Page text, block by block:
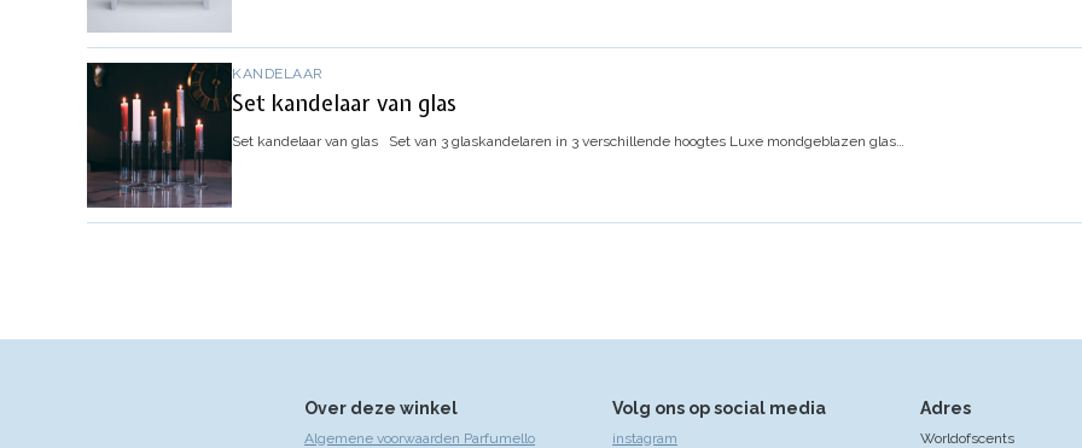
KANDELAAR
Set kandelaar van glas
Set kandelaar van glas Set van 3 glaskandelaren in 3 verschillende hoogtes Luxe mondgeblazen glas…
Over deze winkel
Algemene voorwaarden Parfumello
Volg ons op social media
instagram
Adres
Worldofscents